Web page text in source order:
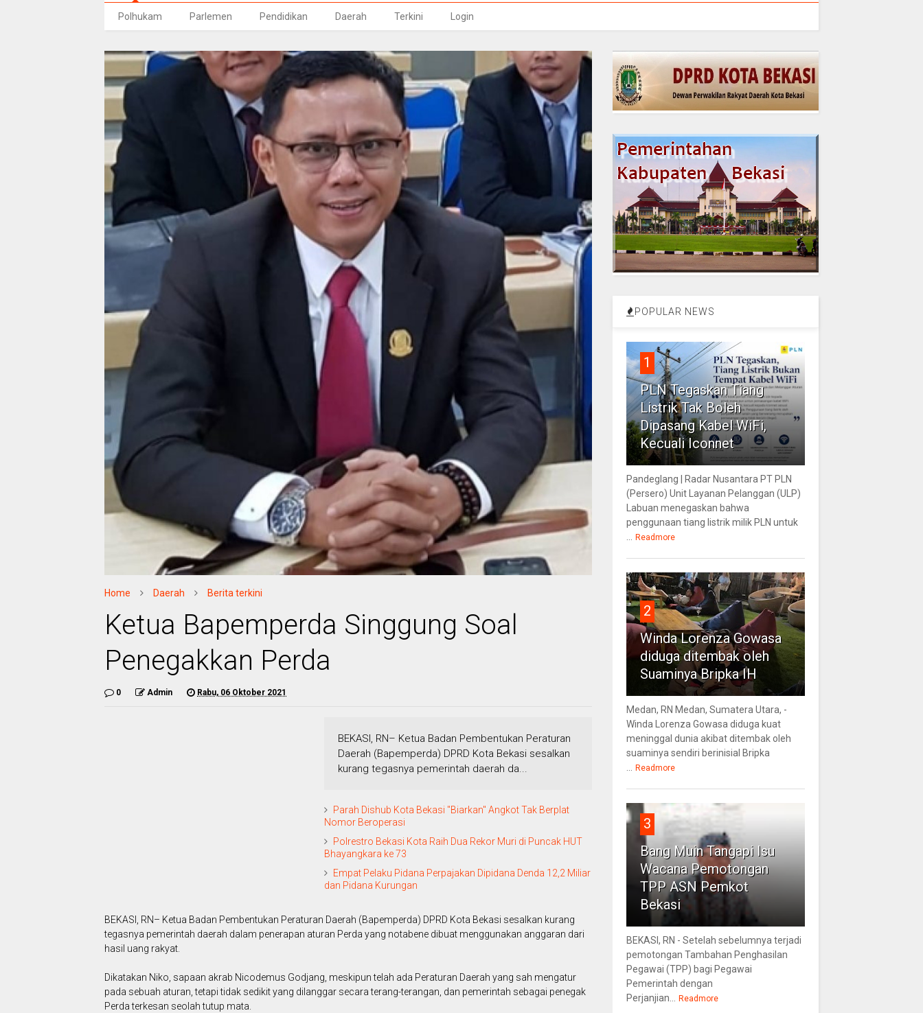
Polhukam Parlemen Pendidikan Daerah Terkini Login
Home Daerah Berita terkini
Ketua Bapemperda Singgung Soal
Penegakkan Perda
0 Admin Rabu, 06 Oktober 2021
BEKASI, RN– Ketua Badan Pembentukan Peraturan
Daerah (Bapemperda) DPRD Kota Bekasi sesalkan
kurang tegasnya pemerintah daerah da...
Parah Dishub Kota Bekasi "Biarkan" Angkot Tak Berplat
Nomor Beroperasi
Polrestro Bekasi Kota Raih Dua Rekor Muri di Puncak HUT
Bhayangkara ke 73
Empat Pelaku Pidana Perpajakan Dipidana Denda 12,2 Miliar
dan Pidana Kurungan
BEKASI, RN– Ketua Badan Pembentukan Peraturan Daerah (Bapemperda) DPRD Kota Bekasi sesalkan kurang
tegasnya pemerintah daerah dalam penerapan aturan Perda yang notabene dibuat menggunakan anggaran dari
hasil uang rakyat.
Dikatakan Niko, sapaan akrab Nicodemus Godjang, meskipun telah ada Peraturan Daerah yang sah mengatur
pada sebuah aturan, tetapi tidak sedikit yang dilanggar secara terang-terangan, dan pemerintah sebagai penegak
Perda terkesan seolah tutup mata.
POPULAR NEWS
1
PLN Tegaskan Tiang
Listrik Tak Boleh
Dipasang Kabel WiFi,
Kecuali Iconnet
Pandeglang | Radar Nusantara PT PLN
(Persero) Unit Layanan Pelanggan (ULP)
Labuan menegaskan bahwa
penggunaan tiang listrik milik PLN untuk
Readmore
2
Winda Lorenza Gowasa
diduga ditembak oleh
Suaminya Bripka IH
Medan, RN Medan, Sumatera Utara, -
Winda Lorenza Gowasa diduga kuat
meninggal dunia akibat ditembak oleh
suaminya sendiri berinisial Bripka
Readmore
3
Bang Muin Tangapi Isu
Wacana Pemotongan
TPP ASN Pemkot
Bekasi
BEKASI, RN - Setelah sebelumnya terjadi
pemotongan Tambahan Penghasilan
Pegawai (TPP) bagi Pegawai
Pemerintah dengan
Perjanjian...
Readmore